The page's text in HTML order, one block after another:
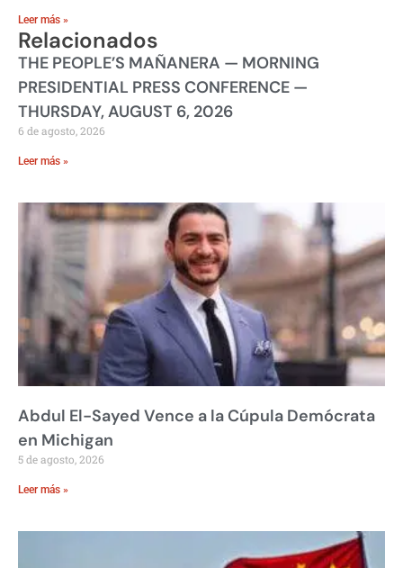
Leer más »
Relacionados
THE PEOPLE’S MAÑANERA — MORNING
PRESIDENTIAL PRESS CONFERENCE —
THURSDAY, AUGUST 6, 2026
6 de agosto, 2026
Leer más »
Abdul El-Sayed Vence a la Cúpula Demócrata
en Michigan
5 de agosto, 2026
Leer más »